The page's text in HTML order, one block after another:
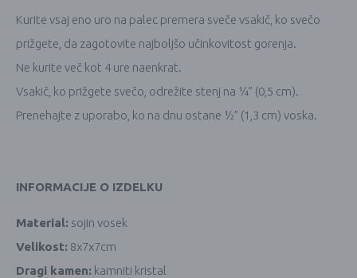
Kurite vsaj eno uro na palec premera sveče vsakič, ko svečo
prižgete, da zagotovite najboljšo učinkovitost gorenja.
Ne kurite več kot 4 ure naenkrat.
Vsakič, ko prižgete svečo, odrežite stenj na ¼” (0,5 cm).
Prenehajte z uporabo, ko na dnu ostane ½” (1,3 cm) voska.
INFORMACIJE O IZDELKU
Material: sojin vosek
Velikost: 8x7x7cm
Dragi kamen: kamniti kristal